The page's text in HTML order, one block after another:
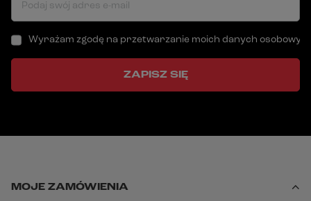
Podaj swój adres e-mail
Wyrażam zgodę na przetwarzanie moich danych
ZAPISZ SIĘ
MOJE ZAMÓWIENIA